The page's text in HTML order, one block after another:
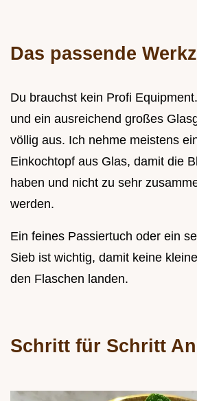
Das passende
Du brauchst kein Profi
und ein ausreichend großes
völlig aus. Ich nehme meistens
Einkochtopf aus Glas, damit die
haben und nicht zu sehr
werden.
Ein feines Passiertuch oder ein
Sieb ist wichtig, damit keine
den Flaschen landen.
Schritt für Schritt